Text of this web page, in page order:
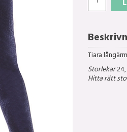
Tiara
Storlekar24,
Hitta rätt